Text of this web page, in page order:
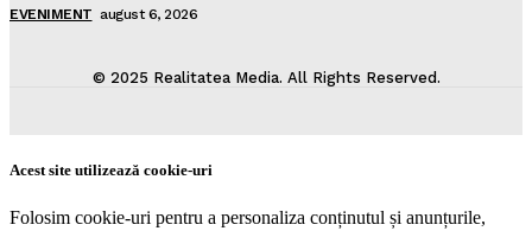
EVENIMENT august 6, 2026
© 2025 Realitatea Media. All Rights Reserved.
Acest site utilizează cookie-uri
Folosim cookie-uri pentru a personaliza conținutul și anunțurile,